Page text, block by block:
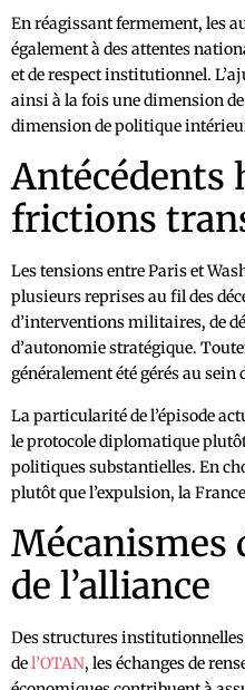
En réagissant fermement, les
également à des attentes
et de respect institutionnel.
ainsi à la fois une dimension
dimension de politique
Antécédents
frictions
Les tensions entre Paris et
plusieurs reprises au fil des
d’interventions militaires, de
d’autonomie stratégique.
généralement été gérés au sein
La particularité de l’épisode
le protocole diplomatique
politiques substantielles. En
plutôt que l’expulsion, la
Mécanismes
de l’alliance
Des structures
del’OTAN, les échanges de